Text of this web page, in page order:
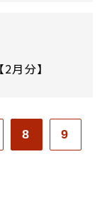
月分】
8 9